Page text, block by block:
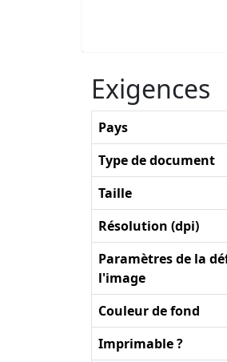
Exigences
Pays
Type de document
Taille
Résolution (dpi)
Paramètres de la
l'image
Couleur de fond
Imprimable ?